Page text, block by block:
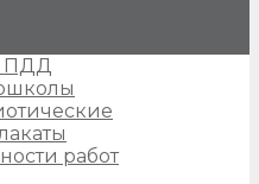
ПДД
работ